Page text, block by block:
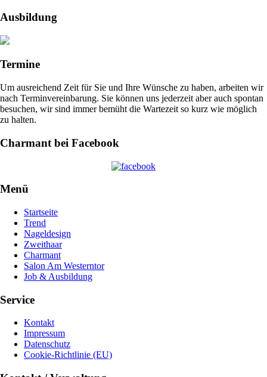
Ausbildung
Termine
Um ausreichend Zeit für Sie und Ihre Wünsche zu haben, arbeiten wir
nach Terminvereinbarung. Sie können uns jederzeit aber auch spontan
besuchen, wir sind immer bemüht die Wartezeit so kurz wie möglich
zu halten.
Charmant bei Facebook
Menü
Startseite
Trend
Nageldesign
Zweithaar
Charmant
Salon Am Westerntor
Job & Ausbildung
Service
Kontakt
Impressum
Datenschutz
Cookie-Richtlinie (EU)